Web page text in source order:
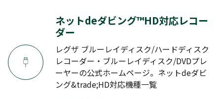
ネットdeダビング™HD対応レコー
ダー
レグザ ブルーレイディスク/ハードディスク
レコーダー・ブルーレイディスク/DVDプレ
ーヤーの公式ホームページ。ネットdeダビ
ング&trade;HD対応機種一覧